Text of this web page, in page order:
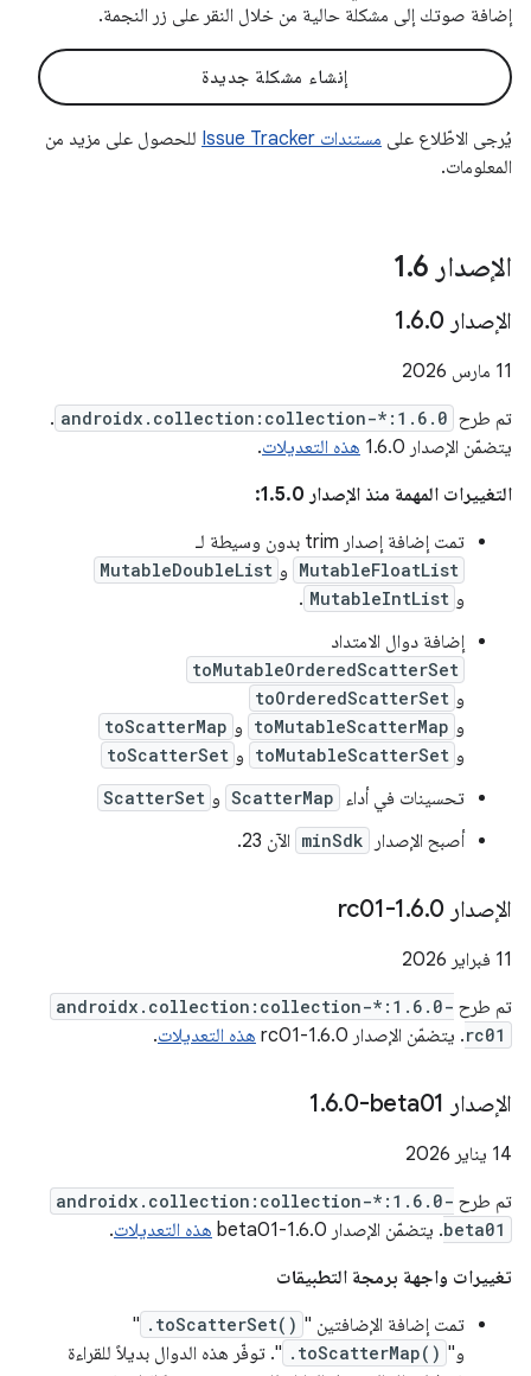
إضافة صوتك إلى مشكلة حالية من خلال النقر على زر النجمة.
إنشاء مشكلة جديدة
يُرجى الاطّلاع على مستندات Issue Tracker
للحصول على مزيد من
المعلومات.
الإصدار 1 .6
الإصدار 1 .6.0
‫11 مارس 2026
تم طرح androidx.collection:collection-*:1.6.0
.
يتضمّن الإصدار 1.6.0
هذه التعديلات.
التغييرات المهمة منذ الإصدار 1.5.0:
تمت إضافة إصدار trim بدون وسيطة لـ
MutableFloatList و MutableDoubleList
و MutableIntList
.
إضافة دوال الامتداد
toMutableOrderedScatterSet
و toOrderedScatterSet
و toMutableScatterMap و toScatterMap
و toMutableScatterSet و toScatterSet
تحسينات في أداء ScatterMap و ScatterSet
أصبح الإصدار minSdk الآن 23.
الإصدار 1 .6.0-rc01
‫11 فبراير 2026
تم طرح androidx.collection:collection-*:1.6.0-
rc01. يتضمّن الإصدار 1.6.0-rc01 هذه التعديلات.
الإصدار ‎1 .6.0-beta01
‫14 يناير 2026
تم طرح androidx.collection:collection-*:1.6.0-
beta01. يتضمّن الإصدار 1.6.0-beta01 هذه التعديلات.
تغييرات واجهة برمجة التطبيقات
تمت إضافة الإضافتين " .toScatterSet()
"
و" .toScatterMap() ". توفّر هذه الدوال بديلاً للقراءة